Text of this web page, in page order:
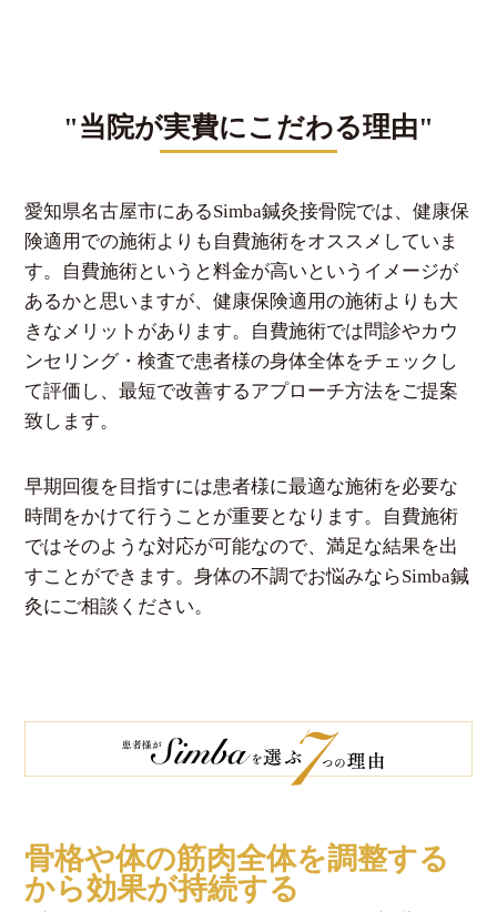
"当院が実費にこだわる理由"
愛知県名古屋市にあるSimba鍼灸接骨院では、健康保
険適用での施術よりも自費施術をオススメしていま
す。自費施術というと料金が高いというイメージが
あるかと思いますが、健康保険適用の施術よりも大
きなメリットがあります。自費施術では問診やカウ
ンセリング・検査で患者様の身体全体をチェックし
て評価し、最短で改善するアプローチ方法をご提案
致します。
早期回復を目指すには患者様に最適な施術を必要な
時間をかけて行うことが重要となります。自費施術
ではそのような対応が可能なので、満足な結果を出
すことができます。身体の不調でお悩みならSimba鍼
灸にご相談ください。
骨格や体の筋肉全体を調整する
から効果が持続する